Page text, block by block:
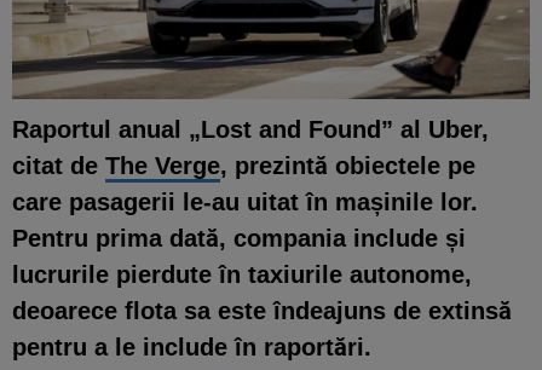
Raportul anual „Lost and Found” al Uber,
citat de The Verge, prezintă obiectele pe
care pasagerii le-au uitat în mașinile lor.
Pentru prima dată, compania include și
lucrurile pierdute în taxiurile autonome,
deoarece flota sa este îndeajuns de extinsă
pentru a le include în raportări.